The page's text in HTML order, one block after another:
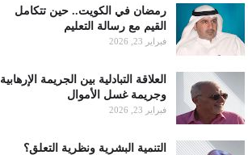
رمضان في الكويت.. حين تتكامل
القيم مع رسالة التعليم
فبراير 23, 2026
العلاقة التبادلية بين الجريمة الإرهابية
وجريمة غسل الأموال
فبراير 23, 2026
التنمية البشرية ونظرية التعلق؟